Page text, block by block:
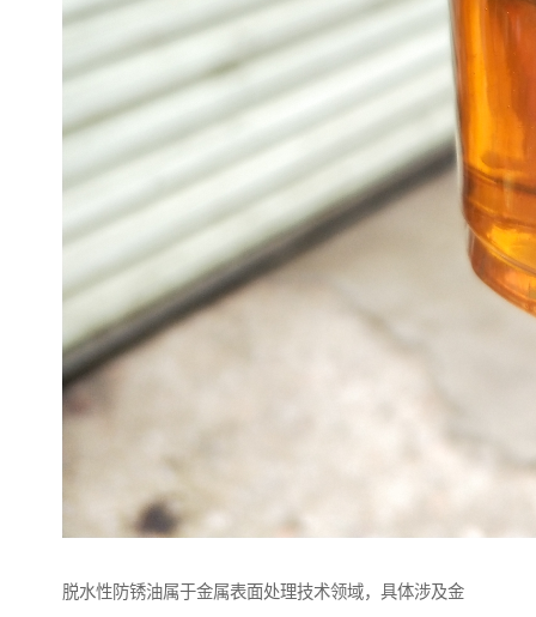
脱水性防锈油属于金属表面处理技术领域，具体涉及金